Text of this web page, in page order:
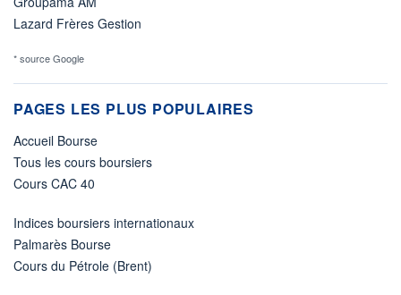
Lazard Frères Gestion
* source Google
PAGES LES PLUS POPULAIRES
Accueil Bourse
Tous les cours boursiers
Cours CAC 40
Indices boursiers internationaux
Palmarès Bourse
Cours du Pétrole (Brent)